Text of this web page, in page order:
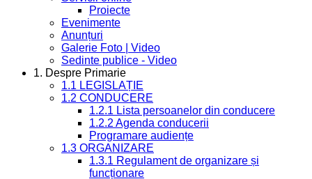
Proiecte
Evenimente
Anunțuri
Galerie Foto | Video
Sedinte publice - Video
1. Despre Primarie
1.1 LEGISLAȚIE
1.2 CONDUCERE
1.2.1 Lista persoanelor din conducere
1.2.2 Agenda conducerii
Programare audiențe
1.3 ORGANIZARE
1.3.1 Regulament de organizare și
funcționare